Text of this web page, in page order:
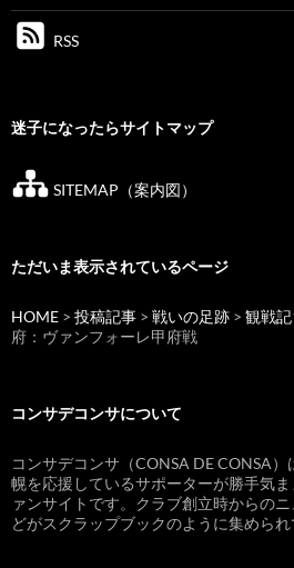
RSS
迷子になったらサイトマップ
SITEMAP（案内図）
ただいま表示されているページ
HOME > 投稿記事 > 戦いの足跡 > 観戦
府：ヴァンフォーレ甲府戦
コンサデコンサについて
コンサデコンサ（CONSA DE CONSA
幌を応援しているサポーターが勝手気
ァンサイトです。クラブ創立時からの
どがスクラップブックのように集められ